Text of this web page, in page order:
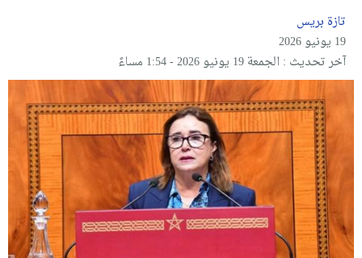
تازة بريس
19 يونيو 2026
آخر تحديث : الجمعة 19 يونيو 2026 - 1:54 مساءً